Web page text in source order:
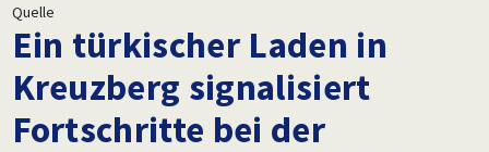
Quelle
Ein türkischer Laden in
Kreuzberg signalisiert
Fortschritte bei der